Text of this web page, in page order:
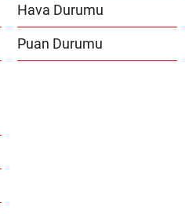
Hava Durumu
Puan Durumu